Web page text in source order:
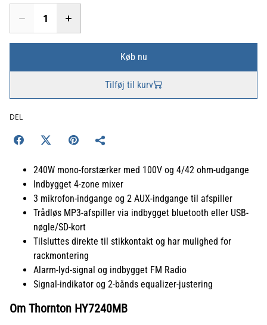
Køb nu
Tilføj til kurv
DEL
240W mono-forstærker med 100V og 4/42 ohm-udgange
Indbygget 4-zone mixer
3 mikrofon-indgange og 2 AUX-indgange til afspiller
Trådløs MP3-afspiller via indbygget bluetooth eller USB-
nøgle/SD-kort
Tilsluttes direkte til stikkontakt og har mulighed for
rackmontering
Alarm-lyd-signal og indbygget FM Radio
Signal-indikator og 2-bånds equalizer-justering
Om Thornton HY7240MB